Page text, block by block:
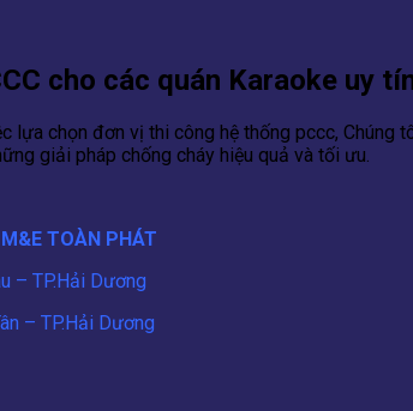
cho các quán Karaoke uy
lựa chọn đơn vị thi công hệ thống pccc,
giải pháp chống cháy hiệu quả và tối ưu.
TOÀN PHÁT
– TP.Hải Dương
– TP.Hải Dương